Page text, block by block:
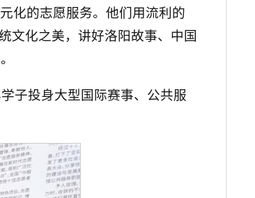
化的志愿服务。他们用流利的
文化之美，讲好洛阳故事、中国
子投身大型国际赛事、公共服